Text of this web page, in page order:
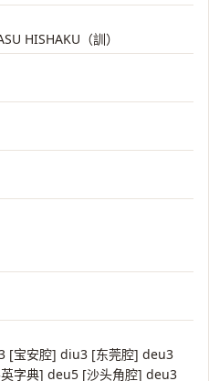
HISHAKU（訓）
[宝安腔] diu3 [东莞腔] deu3
字典] deu5 [沙头角腔] deu3